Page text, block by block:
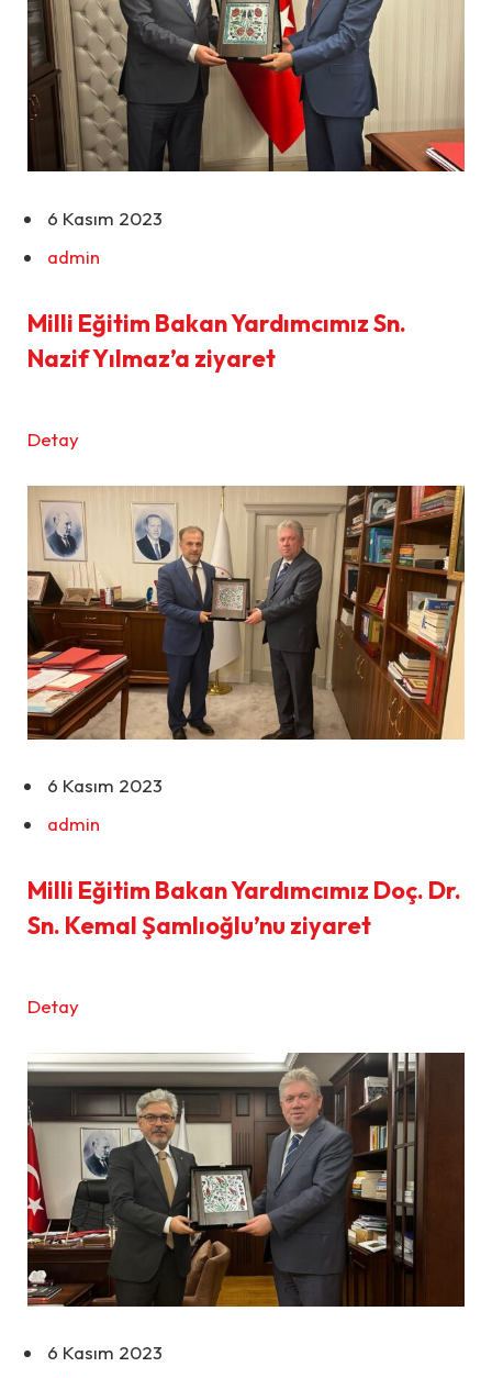
6 Kasım 2023
admin
Milli Eğitim Bakan Yardımcımız Sn.
Nazif Yılmaz’a ziyaret
Detay
6 Kasım 2023
admin
Milli Eğitim Bakan Yardımcımız Doç. Dr.
Sn. Kemal Şamlıoğlu’nu ziyaret
Detay
6 Kasım 2023